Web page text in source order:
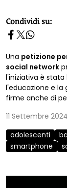
homepage
Condividi su:
Una petizione
social network
l'iniziativa è
l'educazione e
firme anche di
11 Settembre 2024
adolescenti
smartphone